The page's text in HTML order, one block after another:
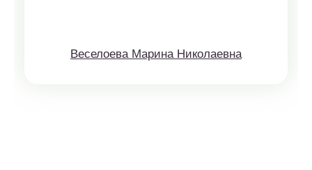
Веселоева Марина Николаевна